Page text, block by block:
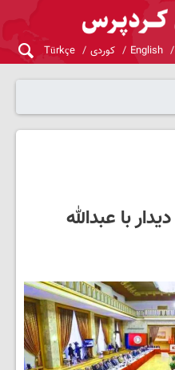
English کوردی Türkçe
با عبدالله